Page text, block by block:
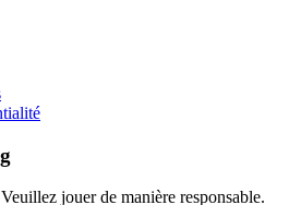
jouer de manière responsable.